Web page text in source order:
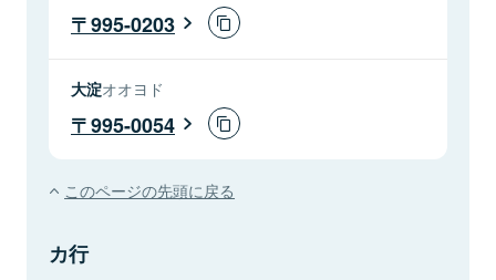
995-0203
大淀オオヨド
995-0054
このページの先頭に戻る
カ行